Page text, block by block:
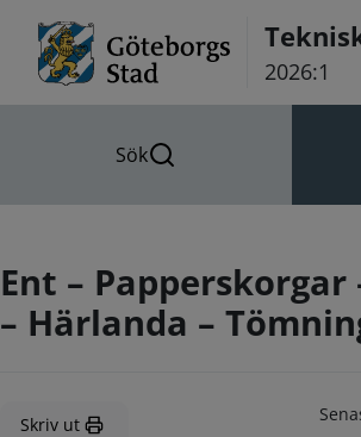
2026:1
Sök
Ent – Papperskorgar
– Härlanda –
Skriv ut